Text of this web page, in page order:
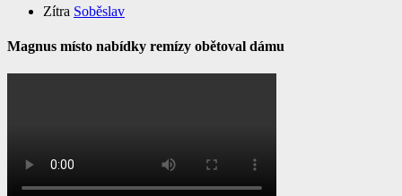
Zítra Soběslav
Magnus místo nabídky remízy obětoval dámu